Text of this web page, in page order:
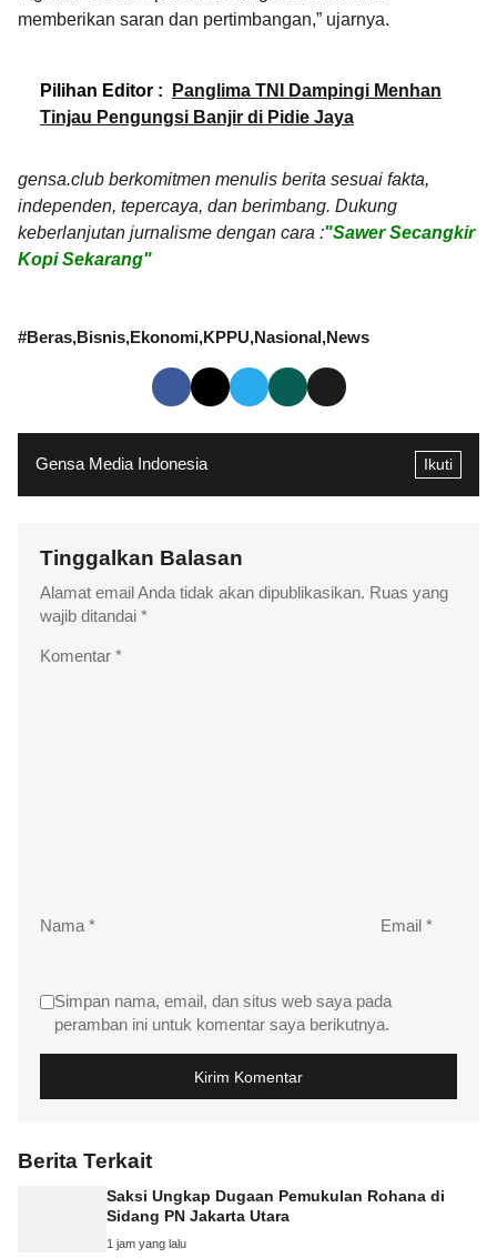
memberikan saran dan pertimbangan,” ujarnya.
Pilihan Editor :
Panglima TNI Dampingi Menhan
Tinjau Pengungsi Banjir di Pidie Jaya
gensa.club berkomitmen menulis berita sesuai fakta,
independen, tepercaya, dan berimbang. Dukung
keberlanjutan jurnalisme dengan cara :"Sawer Secangkir
Kopi Sekarang"
#Beras Bisnis Ekonomi KPPU Nasional News
Gensa Media Indonesia Ikuti
Tinggalkan Balasan
Alamat email Anda tidak akan dipublikasikan. Ruas yang
wajib ditandai *
Komentar *
Nama * Email *
Simpan nama, email, dan situs web saya pada
peramban ini untuk komentar saya berikutnya.
Berita Terkait
Saksi Ungkap Dugaan Pemukulan Rohana di
Sidang PN Jakarta Utara
1 jam yang lalu